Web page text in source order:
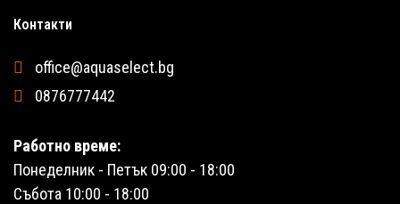
Контакти
office@aquaselect.bg
0876777442
Работно време:
Понеделник - Петък 09:00 - 18:00
Събота 10:00 - 18:00